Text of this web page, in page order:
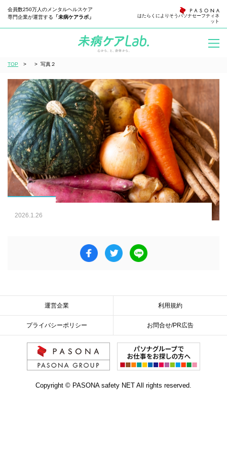
会員数250万人のメンタルヘルスケア
専門企業が運営する 「未病ケアラボ」 はたらくによりそう パソナセーフティネ
ット
TOP > > 写真２
2026.1.26
運営企業 利用規約
プライバシーポリシー お問合せ/PR広告
Copyright © PASONA safety NET All rights reserved.